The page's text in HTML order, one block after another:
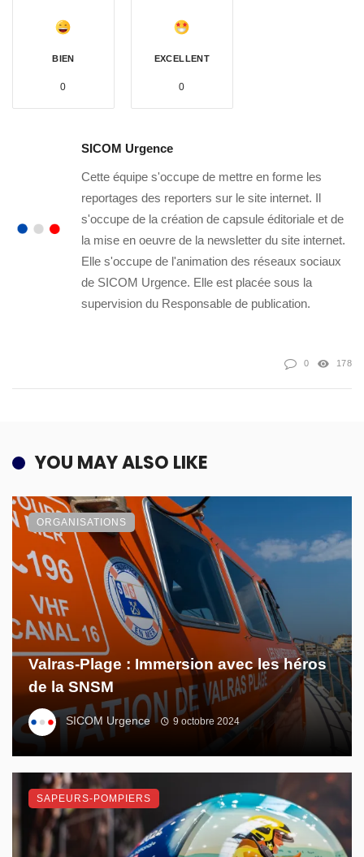
BIEN
0
EXCELLENT
0
SICOM Urgence
Cette équipe s'occupe de mettre en forme les
reportages des reporters sur le site internet. Il
s'occupe de la création de capsule éditoriale et de
la mise en oeuvre de la newsletter du site internet.
Elle s'occupe de l'animation des réseaux sociaux
de SICOM Urgence. Elle est placée sous la
supervision du Responsable de publication.
0 178
YOU MAY ALSO LIKE
Valras-Plage : Immersion avec les héros
de la SNSM
SICOM Urgence 9 octobre 2024
ORGANISATIONS
SAPEURS-POMPIERS